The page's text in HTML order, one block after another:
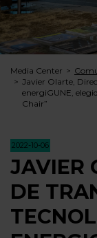
Media Center
Javier Olarte,
energiGUNE,
Chair”
2022-10-06
JAVIER
DE